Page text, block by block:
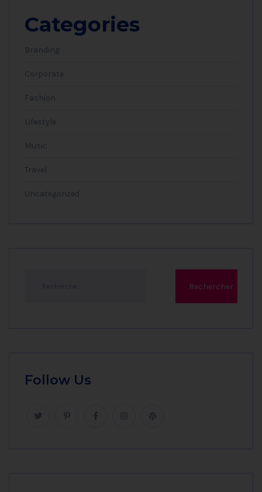
Categories
Branding
Corporate
Fashion
Lifestyle
Music
Travel
Uncategorized
Follow Us